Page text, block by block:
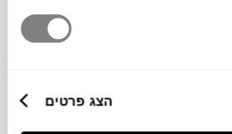
הצג פרטים
18%
הנחה